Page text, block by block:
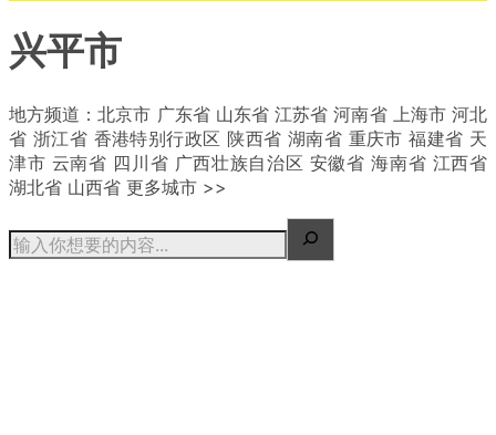
兴平市
地方频道：北京市 广东省 山东省 江苏省 河南省 上海市 河北
省 浙江省 香港特别行政区 陕西省 湖南省 重庆市 福建省 天
津市 云南省 四川省 广西壮族自治区 安徽省 海南省 江西省
湖北省 山西省 更多城市 >>